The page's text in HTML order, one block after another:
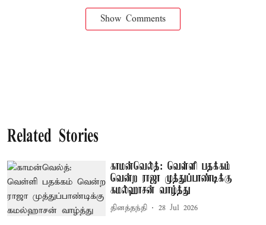
Show Comments
Related Stories
காமன்வெல்த்: வெள்ளி பதக்கம்
வென்ற ராஜா முத்துப்பாண்டிக்கு
கமல்ஹாசன் வாழ்த்து
தினத்தந்தி 28 Jul 2026